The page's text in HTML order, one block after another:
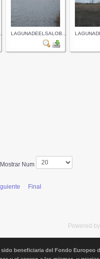
LAGUNADEELSALOB...
Mostrar Num
Final
Powered by
beneficiaria del Fondo Europeo